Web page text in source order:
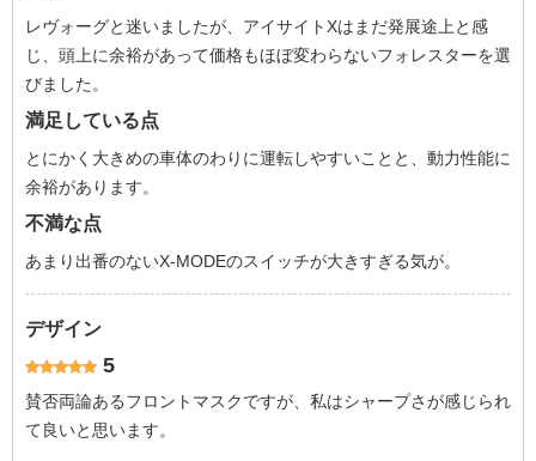
レヴォーグと迷いましたが、アイサイトXはまだ発展途上と感
じ、頭上に余裕があって価格もほぼ変わらないフォレスターを選
びました。
満足している点
とにかく大きめの車体のわりに運転しやすいことと、動力性能に
余裕があります。
不満な点
あまり出番のないX-MODEのスイッチが大きすぎる気が。
デザイン
5
賛否両論あるフロントマスクですが、私はシャープさが感じられ
て良いと思います。